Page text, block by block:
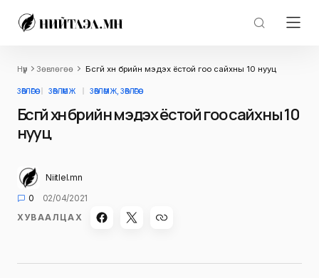
Нүүр Зөвлөгөө Бүсгүй хүн бүрийн мэдэх ёстой гоо сайхны 10 нууц
ЗӨВЛӨГӨӨ ЗӨВЛӨМЖ ЗӨВЛӨМЖ, ЗӨВЛӨГӨӨ
Бүсгүй хүн бүрийн мэдэх ёстой гоо сайхны 10
нууц
Niitlel.mn
0
02/04/2021
ХУВААЛЦАХ